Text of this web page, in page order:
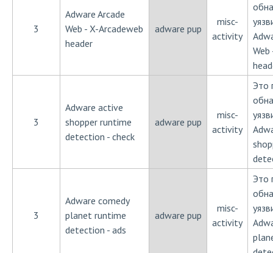
3
Adware Arcade
Web - X-Arcadeweb
header
adware pup
misc-
activity
3
Adware active
shopper runtime
detection - check
adware pup
misc-
activity
Это
3
Adware comedy
planet runtime
detection - ads
adware pup
misc-
activity
Это